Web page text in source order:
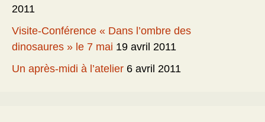
2011
Visite-Conférence « Dans l’ombre des
dinosaures » le 7 mai 19 avril 2011
Un après-midi à l’atelier 6 avril 2011